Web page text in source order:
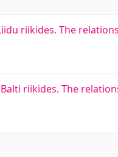
riikides. The
riikides. The